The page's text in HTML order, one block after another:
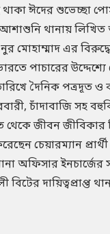
ঈদের শুভেচ্ছা
থানায়
নুর মোহাম্মাদ এর
পাচারের
দৈনিক পত্রদূত ও
চাঁদাবাজি সহ
থেকে জীবন
চেয়ারম্যান
অফিসার ইনচার্জের
বিটের